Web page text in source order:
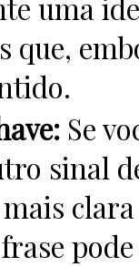
uma
que,
Se
sinal